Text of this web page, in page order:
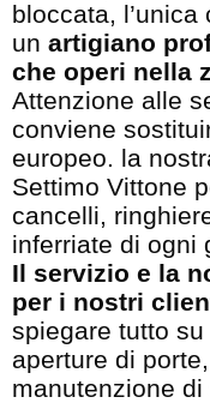
bloccata,
un artigiano
che operi nella
Attenzione alle
conviene
europeo. la
Settimo Vittone
cancelli,
inferriate di ogni
Il servizio e la
per i nostri
spiegare tutto
aperture di
manutenzione